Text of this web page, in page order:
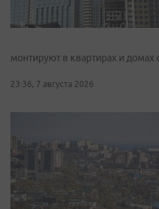
монтируют в квартирах и домах
23:36, 7 августа 2026